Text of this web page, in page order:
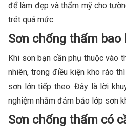
để làm đẹp và thẩm mỹ cho
trét quá mức.
Sơn chống thấm bao
Khi sơn bạn cần phụ thuộc vào
nhiên, trong điều kiện kho ráo
sơn lớn tiếp theo. Đây là lời
nghiệm nhằm đảm bảo lớp sơn
Sơn chống thấm có